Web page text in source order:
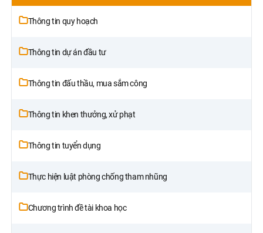
Thông tin quy hoạch
Thông tin dự án đầu tư
Thông tin đấu thầu, mua sắm công
Thông tin khen thưởng, xử phạt
Thông tin tuyển dụng
Thực hiện luật phòng chống tham nhũng
Chương trình đề tài khoa học